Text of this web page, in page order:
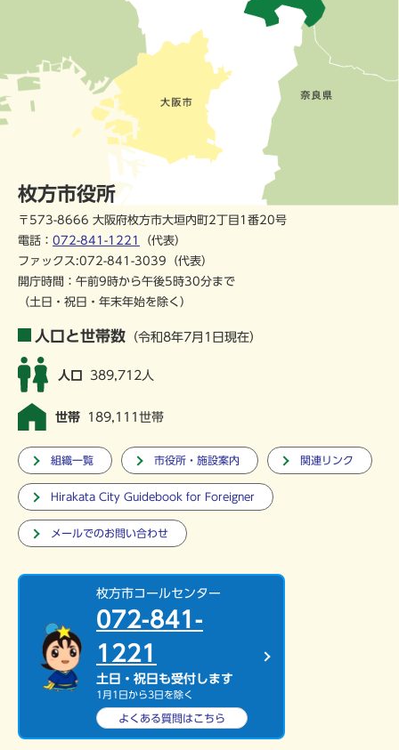
枚方市役所
〒573-8666 大阪府枚方市大垣内町2丁目1番20号
電話： 072-841-1221
（代表）
ファックス:072-841-3039（代表）
開庁時間：午前9時から午後5時30分まで
（土日・祝日・年末年始を除く）
人口と世帯数 （令和8年7月1日現在）
人口 389,712人
世帯 189,111世帯
組織一覧 市役所・施設案内 関連リンク
Hirakata City Guidebook for Foreigner
メールでのお問い合わせ
枚方市コールセンター
072-841-
1221
土日・祝日も受付します
1月1日から3日を除く
よくある質問はこちら